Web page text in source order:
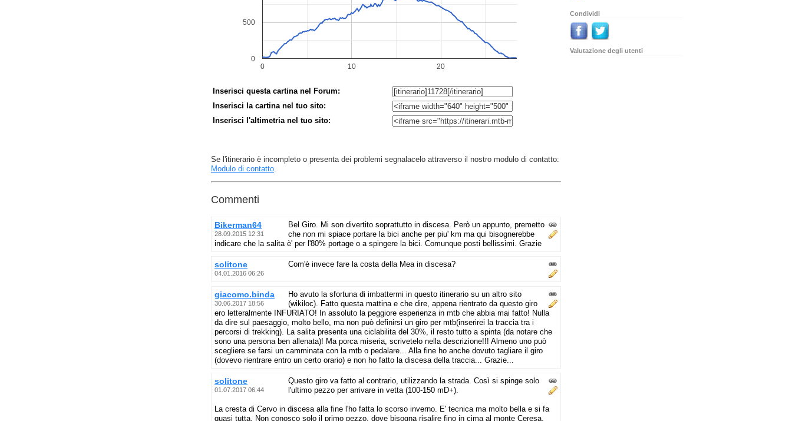
Inserisci questa cartina nel Forum:
Inserisci la cartina nel tuo sito:
Inserisci l'altimetria nel tuo sito:
Se l'itinerario è incompleto o presenta dei problemi segnalacelo attraverso il nostro modulo di contatto:
Modulo di contatto.
Commenti
Bikerman64
28.09.2015 12:31
Bel Giro. Mi son divertito soprattutto in discesa. Però un appunto, premetto
che non mi spiace portare la bici anche per piu' km ma qui bisognerebbe
indicare che la salita è' per l'80% portage o a spingere la bici. Comunque posti bellissimi. Grazie
solitone
04.01.2016 06:26
Com'è invece fare la costa della Mea in discesa?
giacomo.binda
30.06.2017 18:56
Ho avuto la sfortuna di imbattermi in questo itinerario su un altro sito
(wikiloc). Fatto questa mattina e che dire, appena rientrato da questo giro
ero letteralmente INFURIATO! In assoluto la peggiore esperienza in mtb che abbia mai fatto! Nulla
da dire sul paesaggio, molto bello, ma non può definirsi un giro per mtb(inserirei la traccia tra i
percorsi di trekking). La salita presenta una ciclabilita del 30%, il resto tutto a spinta (da notare che
sono una persona ben allenata)! Ma porca miseria, scrivetelo nella descrizione!!! Almeno uno può
scegliere se farsi un camminata con la mtb o pedalare... Alla fine ho anche dovuto tagliare il giro
(dovevo rientrare entro un certo orario) e non ho fatto la discesa della traccia... Grazie...
solitone
01.07.2017 06:44
Questo giro va fatto al contrario, utilizzando la strada. Così si spinge solo
l'ultimo pezzo per arrivare in vetta (100-150 mD+).
La cresta di Cervo in discesa alla fine l'ho fatta lo scorso inverno. E' tecnica ma molto bella e si fa
quasi tutta. Non conosco solo il primo pezzo, dove bisogna risalire fino in cima al monte Ceresa,
Condividi
Valutazione degli utenti